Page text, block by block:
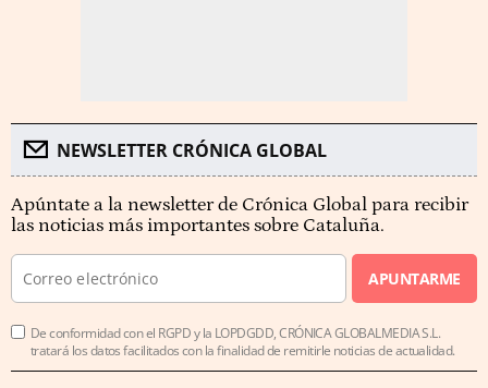
NEWSLETTER CRÓNICA GLOBAL
Apúntate a la newsletter de Crónica Global para recibir
las noticias más importantes sobre Cataluña.
APUNTARME
De conformidad con el RGPD y la LOPDGDD, CRÓNICA GLOBALMEDIA S.L.
tratará los datos facilitados con la finalidad de remitirle noticias de actualidad.